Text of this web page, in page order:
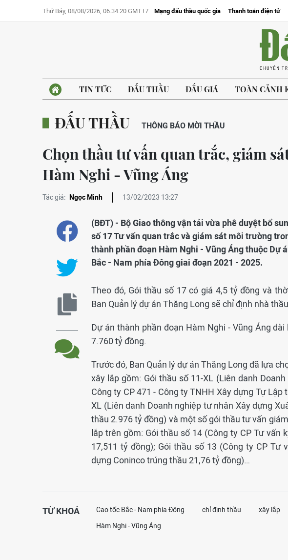
Thứ Bảy, 08/08/2026, 06:34:20 GMT+7 Mạng đấu thầu quốc gia Thanh toán điện tử
TIN TỨC ĐẤU THẦU ĐẤU GIÁ TOÀN CẢNH
ĐẤU THẦU THÔNG BÁO MỜI THẦU
Chọn thầu tư vấn quan trắc, giám
Hàm Nghi - Vũng Áng
Tác giả: Ngọc Minh 13/02/2023 13:27
(BĐT) - Bộ Giao thông vận tải vừa phê duyệt bổ
số 17 Tư vấn quan trắc và giám sát môi trường
thành phần đoạn Hàm Nghi - Vũng Áng thuộc Dự
Bắc - Nam phía Đông giai đoạn 2021 - 2025.
Theo đó, Gói thầu số 17 có giá 4,5 tỷ đồng và
Ban Quản lý dự án Thăng Long sẽ chỉ định nhà
Dự án thành phần đoạn Hàm Nghi - Vũng Áng
7.760 tỷ đồng.
Trước đó, Ban Quản lý dự án Thăng Long đã lựa
xây lắp gồm: Gói thầu số 11-XL (Liên danh
Công ty CP 471 - Công ty TNHH Xây dựng Tự
XL (Liên danh Doanh nghiệp tư nhân Xây dựng
thầu 2.976 tỷ đồng) và một số gói thầu tư vấn
lắp trên gồm: Gói thầu số 14 (Công ty CP Tư
17,511 tỷ đồng); Gói thầu số 13 (Công ty CP
dựng Coninco trúng thầu 21,76 tỷ đồng)…
TỪ KHOÁ Cao tốc Bắc - Nam phía Đông chỉ định thầu xây lắp
Hàm Nghi - Vũng Áng